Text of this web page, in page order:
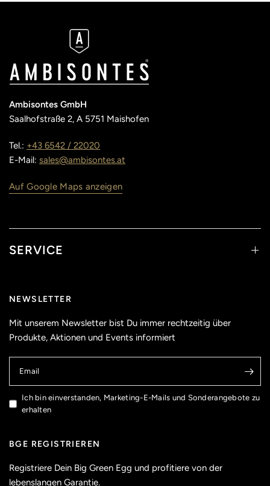
Ambisontes GmbH
Saalhofstraße 2, A 5751 Maishofen
Tel.: +43 6542 / 22020
E-Mail:sales@ambisontes.at
Auf Google Maps anzeigen
SERVICE
NEWSLETTER
Mit unserem Newsletter bist Du immer rechtzeitig über
Produkte, Aktionen und Events informiert
Email
Ich bin einverstanden, Marketing-E-Mails und Sonderangebote zu
erhalten
BGE REGISTRIEREN
Registriere Dein Big Green Egg und profitiere von der
lebenslangen Garantie.